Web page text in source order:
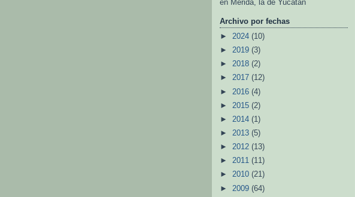
en Mérida, la de Yucatán
Archivo por fechas
► 2024 (10)
► 2019 (3)
► 2018 (2)
► 2017 (12)
► 2016 (4)
► 2015 (2)
► 2014 (1)
► 2013 (5)
► 2012 (13)
► 2011 (11)
► 2010 (21)
► 2009 (64)